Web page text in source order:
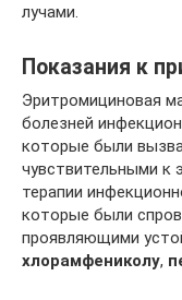
лучами.
Показания к
Эритромициновая
болезней
которые были
чувствительными к
терапии
которые были
проявляющими
хлорамфениколу,